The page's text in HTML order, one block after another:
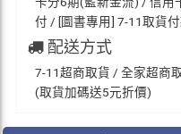
付 / [圖書專用] 7-11取貨
配送方式
7-11超商取貨 / 全家超商
(取貨加碼送5元折價)